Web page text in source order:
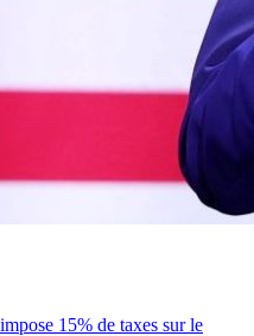
15% de taxes sur le